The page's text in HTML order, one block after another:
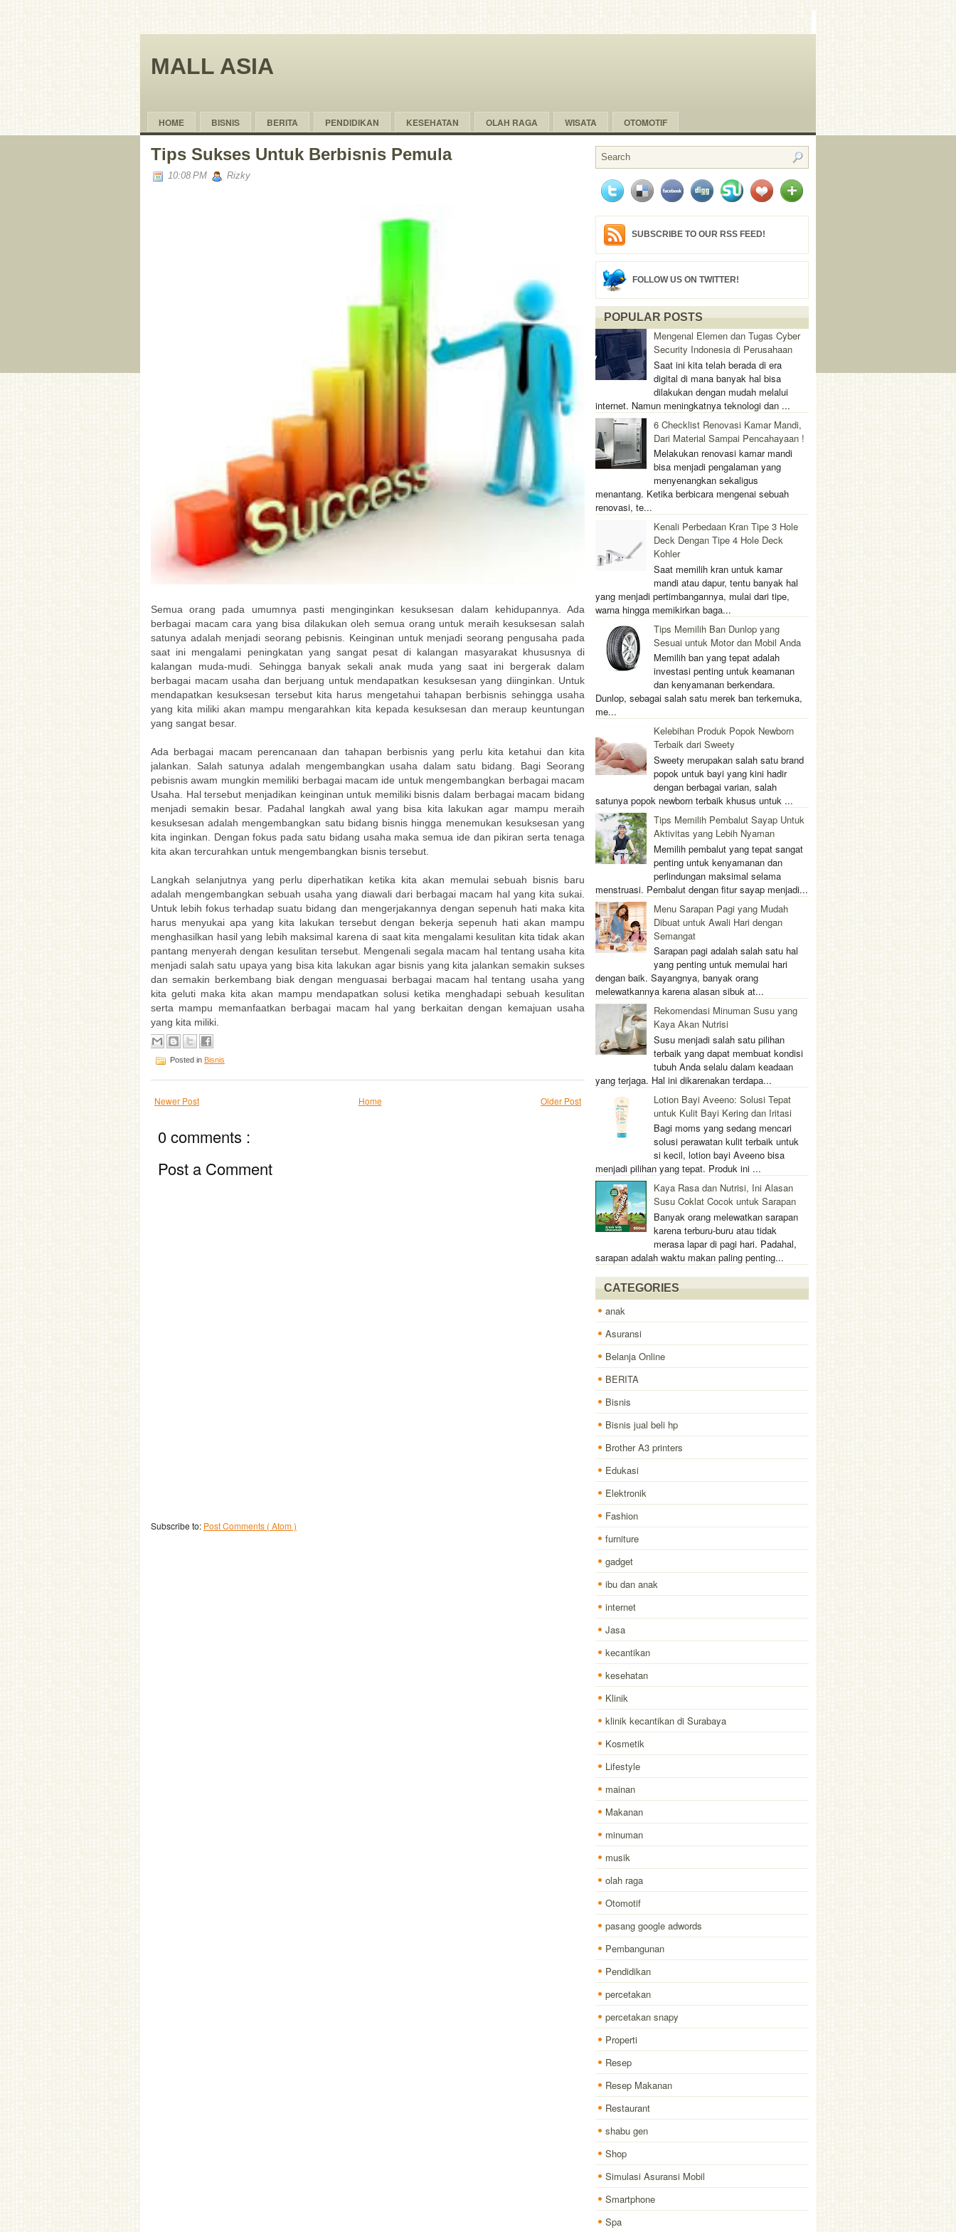
MALL ASIA
HOME BISNIS BERITA PENDIDIKAN KESEHATAN OLAH RAGA WISATA OTOMOTIF
Tips Sukses Untuk Berbisnis Pemula
10:08 PM Rizky
Semua orang pada umumnya pasti menginginkan kesuksesan dalam kehidupannya. Ada
berbagai macam cara yang bisa dilakukan oleh semua orang untuk meraih kesuksesan salah
satunya adalah menjadi seorang pebisnis. Keinginan untuk menjadi seorang pengusaha pada
saat ini mengalami peningkatan yang sangat pesat di kalangan masyarakat khususnya di
kalangan muda-mudi. Sehingga banyak sekali anak muda yang saat ini bergerak dalam
berbagai macam usaha dan berjuang untuk mendapatkan kesuksesan yang diinginkan. Untuk
mendapatkan kesuksesan tersebut kita harus mengetahui tahapan berbisnis sehingga usaha
yang kita miliki akan mampu mengarahkan kita kepada kesuksesan dan meraup keuntungan
yang sangat besar.
Ada berbagai macam perencanaan dan tahapan berbisnis yang perlu kita ketahui dan kita
jalankan. Salah satunya adalah mengembangkan usaha dalam satu bidang. Bagi Seorang
pebisnis awam mungkin memiliki berbagai macam ide untuk mengembangkan berbagai macam
Usaha. Hal tersebut menjadikan keinginan untuk memiliki bisnis dalam berbagai macam bidang
menjadi semakin besar. Padahal langkah awal yang bisa kita lakukan agar mampu meraih
kesuksesan adalah mengembangkan satu bidang bisnis hingga menemukan kesuksesan yang
kita inginkan. Dengan fokus pada satu bidang usaha maka semua ide dan pikiran serta tenaga
kita akan tercurahkan untuk mengembangkan bisnis tersebut.
Langkah selanjutnya yang perlu diperhatikan ketika kita akan memulai sebuah bisnis baru
adalah mengembangkan sebuah usaha yang diawali dari berbagai macam hal yang kita sukai.
Untuk lebih fokus terhadap suatu bidang dan mengerjakannya dengan sepenuh hati maka kita
harus menyukai apa yang kita lakukan tersebut dengan bekerja sepenuh hati akan mampu
menghasilkan hasil yang lebih maksimal karena di saat kita mengalami kesulitan kita tidak akan
pantang menyerah dengan kesulitan tersebut. Mengenali segala macam hal tentang usaha kita
menjadi salah satu upaya yang bisa kita lakukan agar bisnis yang kita jalankan semakin sukses
dan semakin berkembang biak dengan menguasai berbagai macam hal tentang usaha yang
kita geluti maka kita akan mampu mendapatkan solusi ketika menghadapi sebuah kesulitan
serta mampu memanfaatkan berbagai macam hal yang berkaitan dengan kemajuan usaha
yang kita miliki.
Posted in Bisnis
Newer Post Older Post
Home
0 comments :
Post a Comment
Subscribe to: Post Comments ( Atom )
SUBSCRIBE TO OUR RSS FEED!
FOLLOW US ON TWITTER!
POPULAR POSTS
Mengenal Elemen dan Tugas Cyber
Security Indonesia di Perusahaan
Saat ini kita telah berada di era
digital di mana banyak hal bisa
dilakukan dengan mudah melalui
internet. Namun meningkatnya teknologi dan ...
6 Checklist Renovasi Kamar Mandi,
Dari Material Sampai Pencahayaan !
Melakukan renovasi kamar mandi
bisa menjadi pengalaman yang
menyenangkan sekaligus
menantang. Ketika berbicara mengenai sebuah
renovasi, te...
Kenali Perbedaan Kran Tipe 3 Hole
Deck Dengan Tipe 4 Hole Deck
Kohler
Saat memilih kran untuk kamar
mandi atau dapur, tentu banyak hal
yang menjadi pertimbangannya, mulai dari tipe,
warna hingga memikirkan baga...
Tips Memilih Ban Dunlop yang
Sesuai untuk Motor dan Mobil Anda
Memilih ban yang tepat adalah
investasi penting untuk keamanan
dan kenyamanan berkendara.
Dunlop, sebagai salah satu merek ban terkemuka,
me...
Kelebihan Produk Popok Newborn
Terbaik dari Sweety
Sweety merupakan salah satu brand
popok untuk bayi yang kini hadir
dengan berbagai varian, salah
satunya popok newborn terbaik khusus untuk ...
Tips Memilih Pembalut Sayap Untuk
Aktivitas yang Lebih Nyaman
Memilih pembalut yang tepat sangat
penting untuk kenyamanan dan
perlindungan maksimal selama
menstruasi. Pembalut dengan fitur sayap menjadi...
Menu Sarapan Pagi yang Mudah
Dibuat untuk Awali Hari dengan
Semangat
Sarapan pagi adalah salah satu hal
yang penting untuk memulai hari
dengan baik. Sayangnya, banyak orang
melewatkannya karena alasan sibuk at...
Rekomendasi Minuman Susu yang
Kaya Akan Nutrisi
Susu menjadi salah satu pilihan
terbaik yang dapat membuat kondisi
tubuh Anda selalu dalam keadaan
yang terjaga. Hal ini dikarenakan terdapa...
Lotion Bayi Aveeno: Solusi Tepat
untuk Kulit Bayi Kering dan Iritasi
Bagi moms yang sedang mencari
solusi perawatan kulit terbaik untuk
si kecil, lotion bayi Aveeno bisa
menjadi pilihan yang tepat. Produk ini ...
Kaya Rasa dan Nutrisi, Ini Alasan
Susu Coklat Cocok untuk Sarapan
Banyak orang melewatkan sarapan
karena terburu-buru atau tidak
merasa lapar di pagi hari. Padahal,
sarapan adalah waktu makan paling penting...
CATEGORIES
anak
Asuransi
Belanja Online
BERITA
Bisnis
Bisnis jual beli hp
Brother A3 printers
Edukasi
Elektronik
Fashion
furniture
gadget
ibu dan anak
internet
Jasa
kecantikan
kesehatan
Klinik
klinik kecantikan di Surabaya
Kosmetik
Lifestyle
mainan
Makanan
minuman
musik
olah raga
Otomotif
pasang google adwords
Pembangunan
Pendidikan
percetakan
percetakan snapy
Properti
Resep
Resep Makanan
Restaurant
shabu gen
Shop
Simulasi Asuransi Mobil
Smartphone
Spa